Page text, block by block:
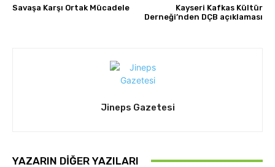
Savaşa Karşı Ortak Mücadele
Kayseri Kafkas Kültür
Derneği’nden DÇB açıklaması
Jineps Gazetesi
YAZARIN DIĞER YAZILARI